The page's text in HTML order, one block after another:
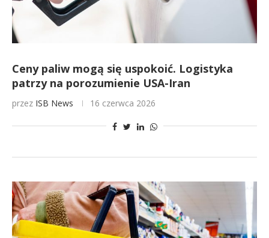
Ceny paliw mogą się uspokoić. Logistyka
patrzy na porozumienie USA-Iran
przez ISB News 16 czerwca 2026